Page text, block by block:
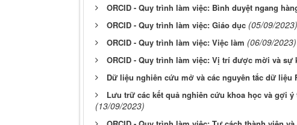
ORCID - Quy trình làm việc: Bình duyệt ngang
ORCID - Quy trình làm việc: Giáo dục (05/09/2023)
ORCID - Quy trình làm việc: Việc làm (06/09/2023)
ORCID - Quy trình làm việc: Vị trí được mời và sự
Dữ liệu nghiên cứu mở và các nguyên tắc dữ liệu
Lưu trữ các kết quả nghiên cứu khoa học và gợi
(13/09/2023)